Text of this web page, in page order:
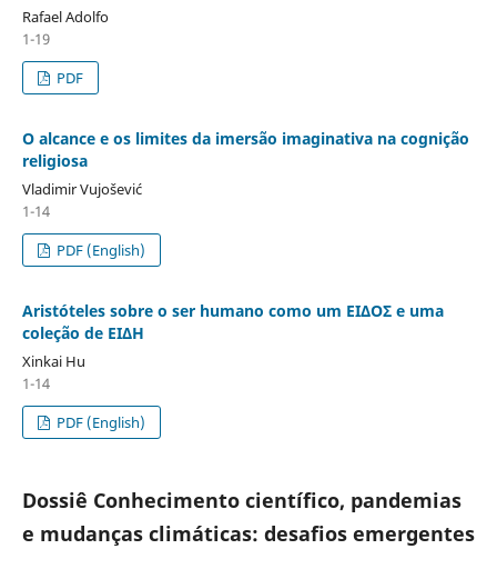
Rafael Adolfo
1-19
PDF
O alcance e os limites da imersão imaginativa na cognição
religiosa
Vladimir Vujošević
1-14
PDF (English)
Aristóteles sobre o ser humano como um ΕΙΔΟΣ e uma
coleção de ΕΙΔH
Xinkai Hu
1-14
PDF (English)
Dossiê Conhecimento científico, pandemias
e mudanças climáticas: desafios emergentes